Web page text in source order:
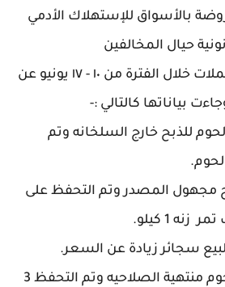
بالأسواق للإستهلاك الأدمي
حيال المخالفين
وقد أسفرت تلك الحملات خلال الفترة من ١٠ - ١٧ يونيو عن
بياناتها كالتالي :-
لحوم للذبح خارج السلخانه وتم
مجهول المصدر وتم التحفظ على
سجائر زيادة عن السعر.
تحرير محضر جنح لحوم منتهية الصلاحيه وتم التحفظ 3